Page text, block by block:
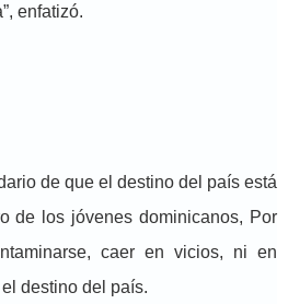
enfatizó.
de que el destino del país está
de los jóvenes dominicanos, Por
caer en vicios, ni en
destino del país.